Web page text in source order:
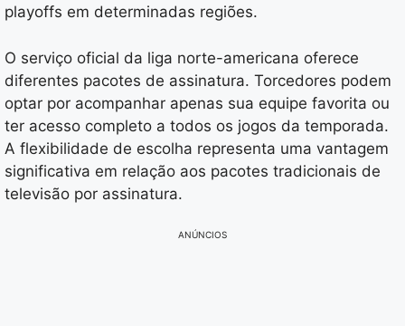
playoffs em determinadas regiões.
O serviço oficial da liga norte-americana oferece
diferentes pacotes de assinatura. Torcedores podem
optar por acompanhar apenas sua equipe favorita ou
ter acesso completo a todos os jogos da temporada.
A flexibilidade de escolha representa uma vantagem
significativa em relação aos pacotes tradicionais de
televisão por assinatura.
ANÚNCIOS